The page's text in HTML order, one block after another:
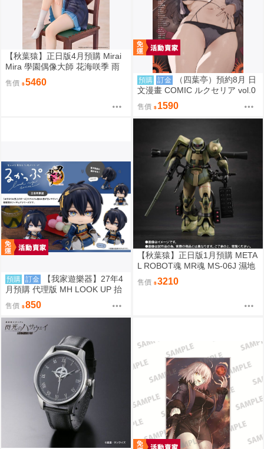
【秋葉猿】正日版4月預購 Mirai
Mira 學園偶像大師 花海咲季 雨
後鳶尾花 特訓前 1/7 PVC 完成品
售價 5460 預購 訂金
（四葉亭）預約8月 日
文漫畫 COMIC ルクセリア vol.0
6 特典：B2掛軸、資料夾 あるぷ
售價 1590
預購 訂金
【我家遊樂器】27年4
月預購 代理版 MH LOOK UP 抬
頭系列 刀劍亂舞ONLINE 三日月
宗近
售價 850
【秋葉猿】正日版1月預購 META
L ROBOT魂 MR魂 MS-06J 濕地
帶戰用 薩克 MS MUSEUM
售價 3210